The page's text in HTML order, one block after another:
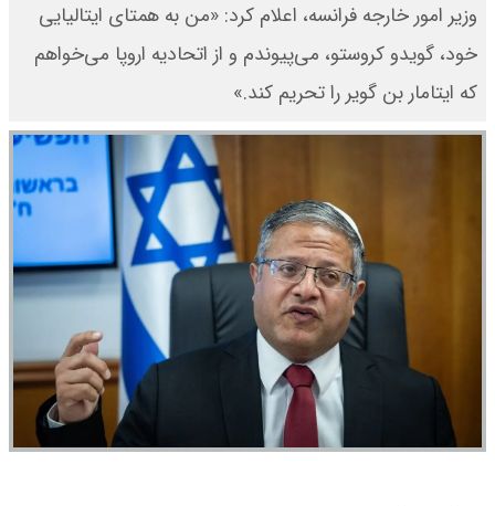
وزیر امور خارجه فرانسه، اعلام کرد: «من به همتای ایتالیایی
خود، گویدو کروستو، می‌پیوندم و از اتحادیه اروپا می‌خواهم
که ایتامار بن گویر را تحریم کند.»